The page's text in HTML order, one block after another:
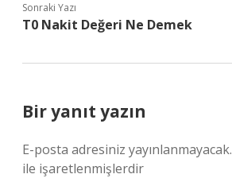
Sonraki Yazı
T0 Nakit Değeri Ne Demek
Bir yanıt yazın
E-posta adresiniz yayınlanmayacak.
ile işaretlenmişlerdir